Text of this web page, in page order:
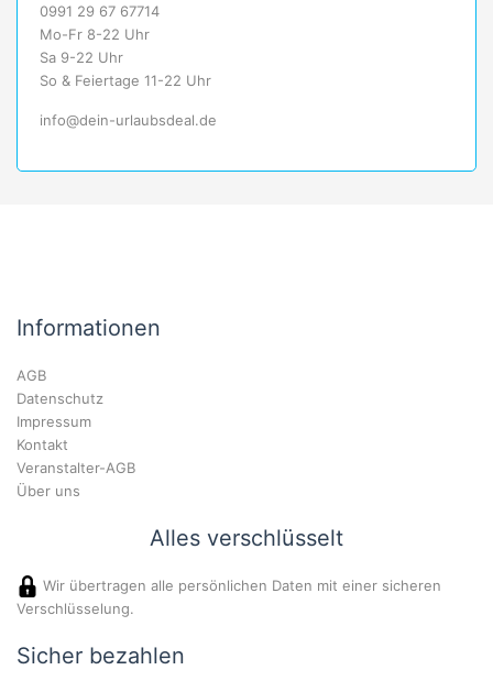
0991 29 67 67714
Mo-Fr 8-22 Uhr
Sa 9-22 Uhr
So & Feiertage 11-22 Uhr
info@dein-urlaubsdeal.de
Informationen
AGB
Datenschutz
Impressum
Kontakt
Veranstalter-AGB
Über uns
Alles verschlüsselt
Wir übertragen alle persönlichen Daten mit einer sicheren
Verschlüsselung.
Sicher bezahlen